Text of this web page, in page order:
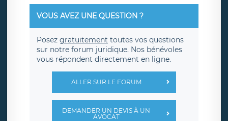
VOUS AVEZ UNE QUESTION ?
Posez gratuitement toutes vos questions
sur notre forum juridique. Nos bénévoles
vous répondent directement en ligne.
ALLER SUR LE FORUM
DEMANDER UN DEVIS À UN
AVOCAT